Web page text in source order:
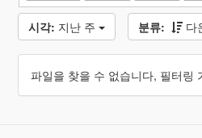
시각: 지난 주 분류: 다
파일을 찾을 수 없습니다, 필터링